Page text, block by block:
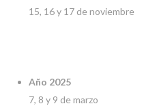
15, 16 y 17 de noviembre
Año 2025
7, 8 y 9 de marzo